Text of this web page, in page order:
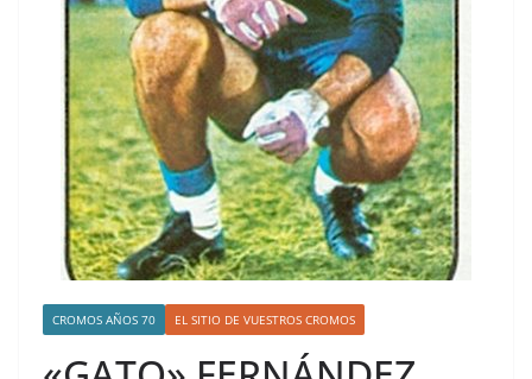
CROMOS AÑOS 70 EL SITIO DE VUESTROS CROMOS